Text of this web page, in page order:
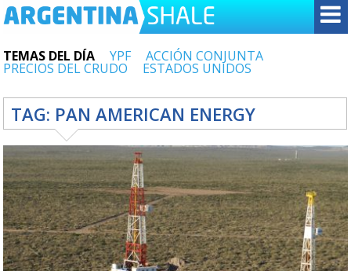
TEMAS DEL DÍA YPF ACCIÓN CONJUNTA
PRECIOS DEL CRUDO ESTADOS UNIDOS
TAG: PAN AMERICAN ENERGY